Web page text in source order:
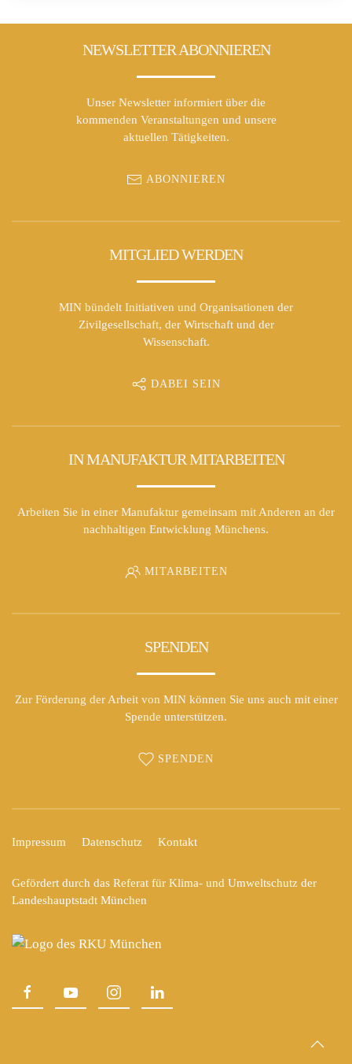
NEWSLETTER ABONNIEREN
Unser Newsletter informiert über die
kommenden Veranstaltungen und unsere
aktuellen Tätigkeiten.
ABONNIEREN
MITGLIED WERDEN
MIN bündelt Initiativen und Organisationen der
Zivilgesellschaft, der Wirtschaft und der
Wissenschaft.
DABEI SEIN
IN MANUFAKTUR MITARBEITEN
Arbeiten Sie in einer Manufaktur gemeinsam mit Anderen an der
nachhaltigen Entwicklung Münchens.
MITARBEITEN
SPENDEN
Zur Förderung der Arbeit von MIN können Sie uns auch mit einer
Spende unterstützen.
SPENDEN
Impressum Datenschutz Kontakt
Gefördert durch das Referat für Klima- und Umweltschutz der
Landeshauptstadt München